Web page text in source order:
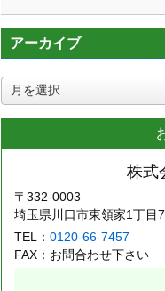
アーカイブ
ア
ー
カ
株式
〒332-0003
埼玉県川口市東領家1丁目
TEL：0120-66-7457
FAX：お問合わせ下さい